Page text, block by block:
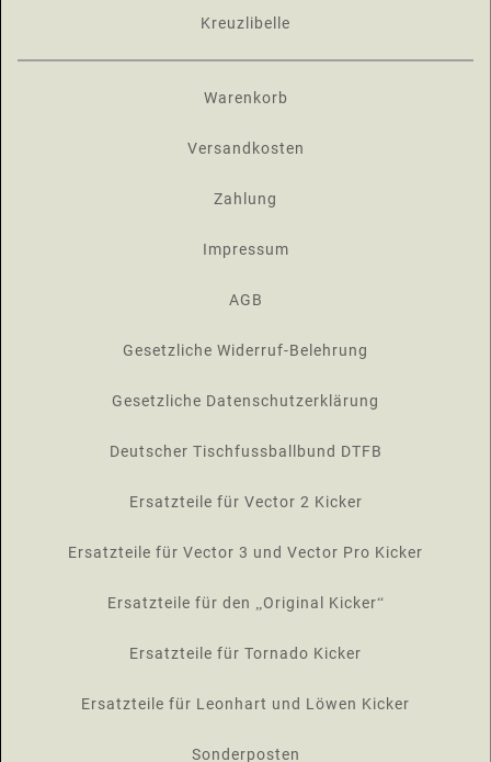
Kreuzlibelle
Warenkorb
Versandkosten
Zahlung
Impressum
AGB
Gesetzliche Widerruf-Belehrung
Gesetzliche Datenschutzerklärung
Deutscher Tischfussballbund DTFB
Ersatzteile für Vector 2 Kicker
Ersatzteile für Vector 3 und Vector Pro Kicker
Ersatzteile für den „Original Kicker“
Ersatzteile für Tornado Kicker
Ersatzteile für Leonhart und Löwen Kicker
Sonderposten